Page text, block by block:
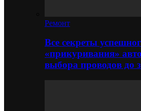
Ремонт
Все секреты
«прикуривания»
выбора проводов до